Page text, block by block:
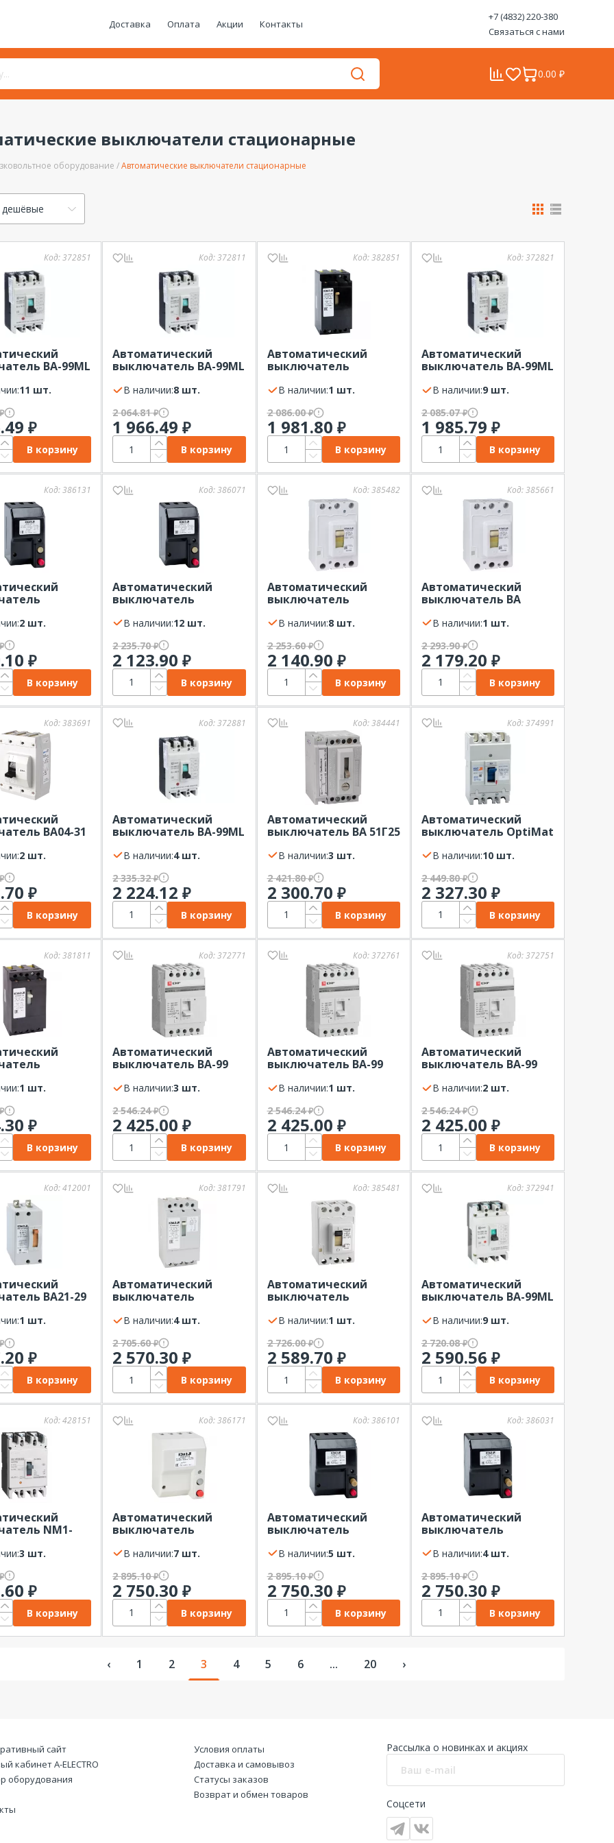
Доставка Оплата Акции Контакты
+7 (4832) 220-380
Связаться с нами
0.00 ₽
выключатели стационарные
оборудование Автоматические выключатели стационарные
дешёвые
Код:372851
ВА-99МL
11 шт.
₽
₽
В корзину
Код:372811
Автоматический
выключатель ВА-99МL
Basic
В наличии:
8 шт.
2 064.81₽
1 966.49₽
В корзину
Код:382851
Автоматический
выключатель
12,5А-12Iн-400AC-У3
В наличии:
1 шт.
2 086.00₽
1 981.80 ₽
В корзину
Код:372821
Автоматический
выключатель ВА-99МL
Basic
В наличии:
9 шт.
2 085.07₽
1 985.79 ₽
В корзину
Код:386131
2 шт.
₽
₽
В корзину
Код:386071
Автоматический
выключатель
У3 КЭАЗ
В наличии:
12 шт.
2 235.70₽
2 123.90₽
В корзину
Код:385482
Автоматический
выключатель
16А-160-400AC-УХЛ3
В наличии:
8 шт.
2 253.60₽
2 140.90 ₽
В корзину
Код:385661
Автоматический
выключатель ВА
В наличии:
1 шт.
2 293.90₽
2 179.20 ₽
В корзину
Код:383691
ВА04-31
2 шт.
₽
₽
В корзину
Код:372881
Автоматический
выключатель ВА-99МL
Basic
В наличии:
4 шт.
2 335.32₽
2 224.12₽
В корзину
Код:384441
Автоматический
выключатель ВА 51Г25
В наличии:
3 шт.
2 421.80₽
2 300.70 ₽
В корзину
Код:374991
Автоматический
выключатель OptiMat
КЭАЗ
В наличии:
10 шт.
2 449.80₽
2 327.30 ₽
В корзину
Код:381811
400AC-У3
1 шт.
₽
₽
В корзину
Код:372771
Автоматический
выключатель ВА-99
PROxima
В наличии:
3 шт.
2 546.24₽
2 425.00₽
В корзину
Код:372761
Автоматический
выключатель ВА-99
PROxima
В наличии:
1 шт.
2 546.24₽
2 425.00 ₽
В корзину
Код:372751
Автоматический
выключатель ВА-99
PROxima
В наличии:
2 шт.
2 546.24₽
2 425.00 ₽
В корзину
Код:412001
ВА21-29
1 шт.
₽
₽
В корзину
Код:381791
Автоматический
выключатель
25А-12Iн-400AC-У3
В наличии:
4 шт.
2 705.60₽
2 570.30₽
В корзину
Код:385481
Автоматический
выключатель
16А-160-400AC-УХЛ3
В наличии:
1 шт.
2 726.00₽
2 589.70 ₽
В корзину
Код:372941
Автоматический
выключатель ВА-99МL
Basic
В наличии:
9 шт.
2 720.08₽
2 590.56 ₽
В корзину
Код:428151
NM1-
3 шт.
₽
₽
В корзину
Код:386171
Автоматический
выключатель
У3 КЭАЗ
В наличии:
7 шт.
2 895.10₽
2 750.30₽
В корзину
Код:386101
Автоматический
выключатель
У3 КЭАЗ
В наличии:
5 шт.
2 895.10₽
2 750.30 ₽
В корзину
Код:386031
Автоматический
выключатель
У3 КЭАЗ
В наличии:
4 шт.
2 895.10₽
2 750.30 ₽
В корзину
‹ 1 2 3 4 5 6 ... 20 ›
сайт
кабинет А-ELECTRO
оборудования
Условия оплаты
Доставка и самовывоз
Статусы заказов
Возврат и обмен товаров
Рассылка о новинках и акциях
Соцсети